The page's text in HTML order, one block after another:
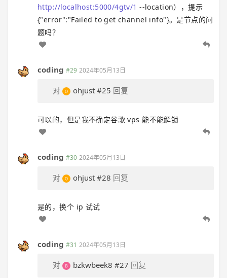
http://localhost:5000/4gtv/1 --location），提示
{"error":"Failed to get channel info"}。是节点的问
题吗？
coding #29 2024年05月13日
对 ohjust #25 回复
可以的，但是我不确定谷歌 vps 能不能解锁
coding #30 2024年05月13日
对 ohjust #28 回复
是的，换个 ip 试试
coding #31 2024年05月13日
对 bzkwbeek8 #27 回复